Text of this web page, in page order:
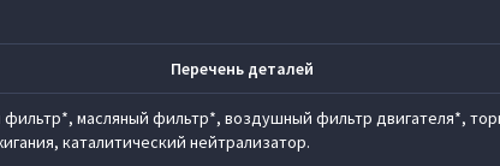
Перечень деталей
масляный фильтр*, воздушный фильтр двигателя*,
каталитический нейтрализатор.